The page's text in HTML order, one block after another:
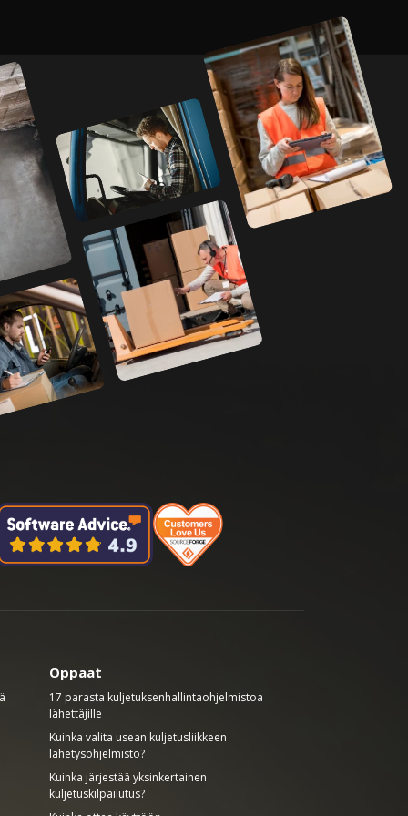
Oppaat
17 parasta kuljetuksenhallintaohjelmistoa
lähettäjille
Kuinka valita usean kuljetusliikkeen
lähetysohjelmisto?
Kuinka järjestää yksinkertainen
kuljetuskilpailutus?